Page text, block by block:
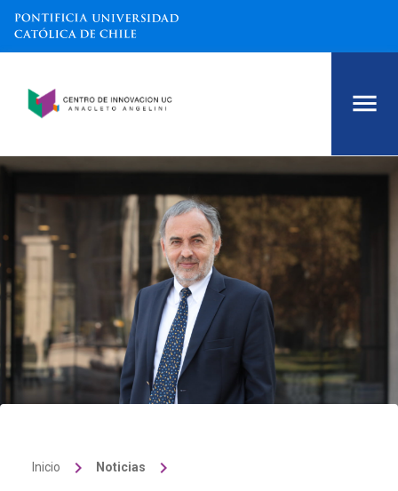
Inicio keyboard_arrow_right Noticias keyboard_arrow_right